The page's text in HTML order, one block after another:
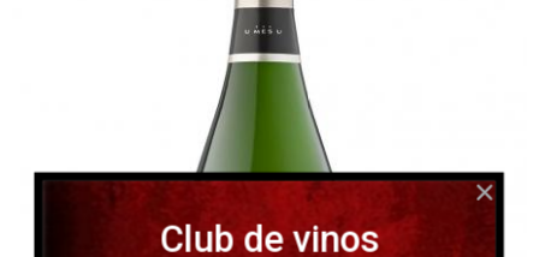
Club de vinos